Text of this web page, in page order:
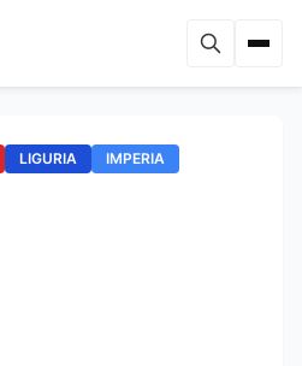
LIGURIA IMPERIA